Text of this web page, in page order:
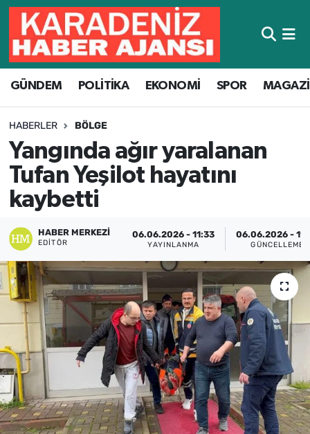
GÜNDEM POLİTİKA EKONOMİ SPOR
HABERLER BÖLGE
Yangında ağır yaralanan
Tufan Yeşilot hayatını
kaybetti
HABER MERKEZI
EDITÖR
06.06.2026 - 11:33
YAYINLANMA
06.06.2026 -
GÜNCELLEME
Hava Durumu
Trafik Durumu
Süper Lig Puan Durumu ve Fikstür
Tüm Manşetler
Son Dakika Haberleri
Haber Arşivi